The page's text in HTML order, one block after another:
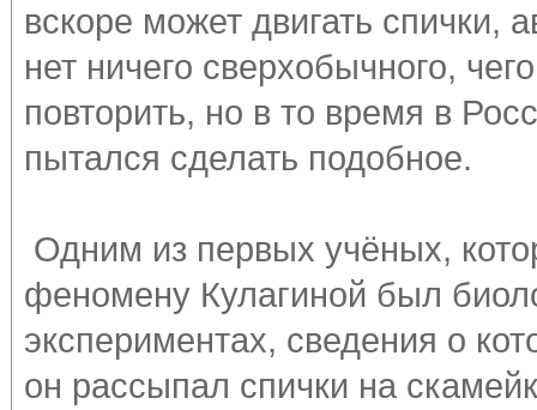
вскоре может двигать спички,
нет ничего сверхобычного,
повторить, но в то время в
пытался сделать подобное.
Одним из первых учёных,
феномену Кулагиной был
экспериментах, сведения о
он рассыпал спички на